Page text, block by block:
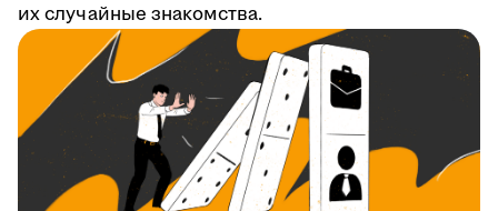
их случайные знакомства.